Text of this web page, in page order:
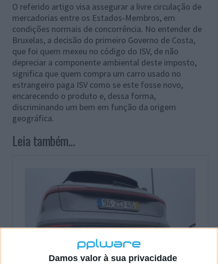
Damos valor à sua privacidade
O referido artigo visa assegurar a livre circulação de
mercadorias entre os Estados‑Membros, em
condições normais de concorrência. No entender de
Bruxelas, a decisão do primeiro Governo de Costa,
que foi quem mexeu no código do ISV, de não
depreciar a componente ambiental deste imposto,
significa que quem compra um carro usado no
estrangeiro paga ISV como se este fosse novo,
encarecendo o produto e, dessa forma,
discriminando um bem em função da origem
geográfica.
Leia também...